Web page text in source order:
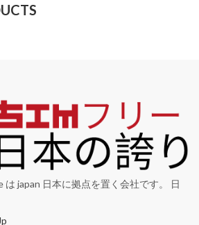
は japan 日本に拠点を置く会社です。 日